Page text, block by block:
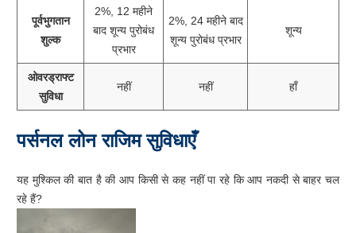
पूर्वभुगतान
शुल्क
2%, 12 महीने
बाद शून्य पुरोबंध
प्रभार
2%, 24 महीने बाद
शून्य पुरोबंध प्रभार
शून्य
ओवरड्राफ्ट
सुविधा
नहीं नहीं हाँ
पर्सनल लोन राजिमसुविधाएँ
यह मुश्किल की बात है की आप किसी से कह नहीं पा रहे कि आप नकदी से बाहर चल
रहे हैं?